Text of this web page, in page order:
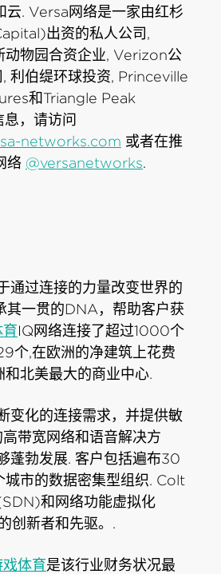
云. Versa网络是一家由红杉
出资的私人公司,
物园合资企业, Verizon公
利伯缇环球投资, Princeville
和Triangle Peak
，请访问
networks.com 或者在推
络 @versanetworks.
通过连接的力量改变世界的
一贯的DNA，帮助客户获
IQ网络连接了超过1000个
个,在欧洲的净建筑上花费
北美最大的商业中心.
变化的连接需求，并提供敏
带宽网络和语音解决方
蓬勃发展. 客户包括遍布30
城市的数据密集型组织. Colt
和网络功能虚拟化
创新者和先驱。.
体育是该行业财务状况最